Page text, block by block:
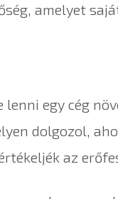
amelyet
lenni egy cég
dolgozol,
az